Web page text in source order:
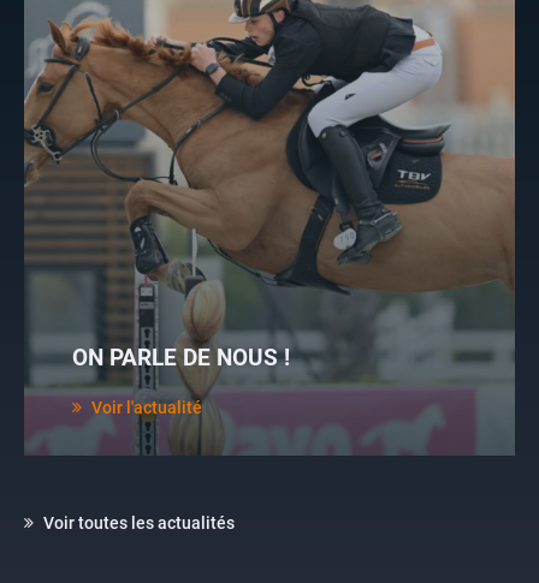
ON PARLE DE NOUS !
Voir l'actualité
Voir toutes les actualités